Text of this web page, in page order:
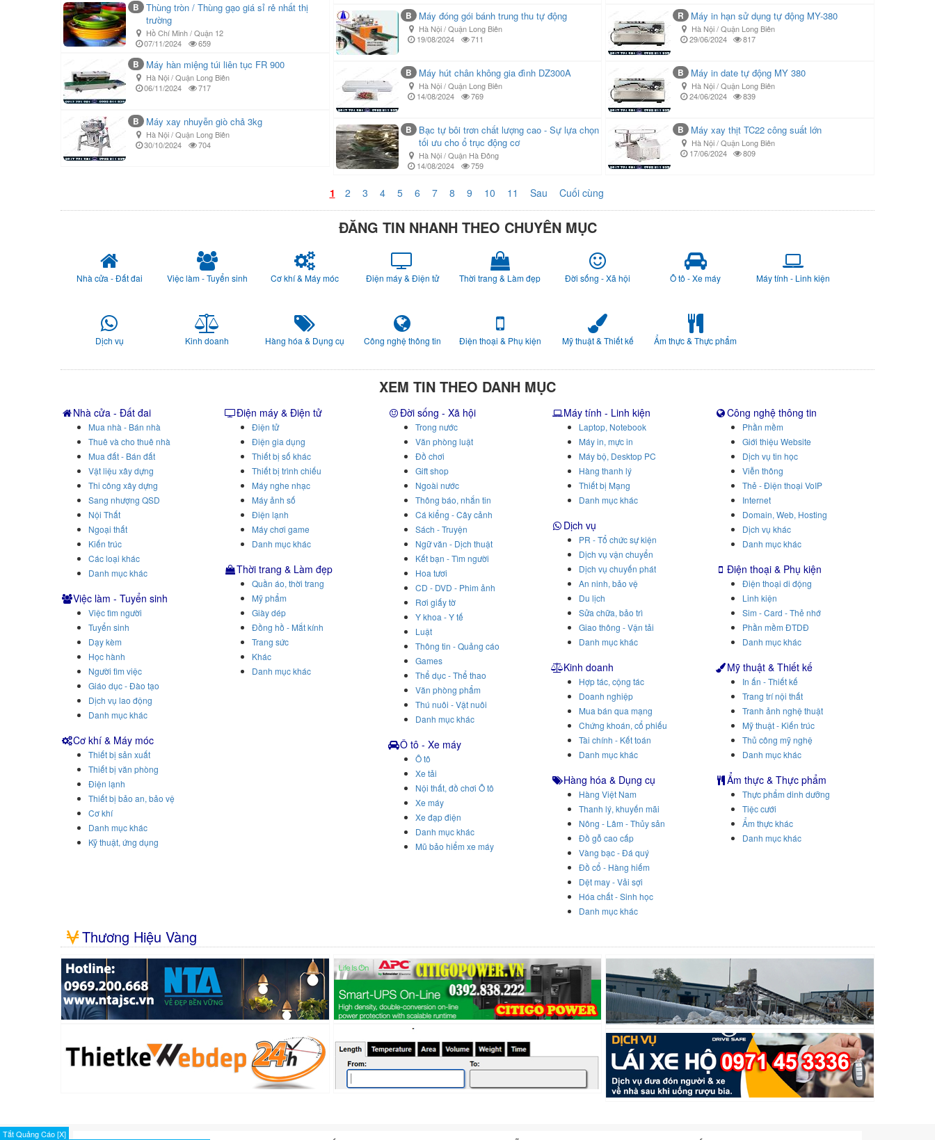
B
Thùng tròn / Thùng gạo giá sỉ rẻ nhất thị
trường
Hồ Chí Minh / Quận 12
07/11/2024
659
B Máy hàn miệng túi liên tục FR 900
Hà Nội / Quận Long Biên
06/11/2024
717
B Máy xay nhuyễn giò chả 3kg
Hà Nội / Quận Long Biên
30/10/2024
704
B Máy đóng gói bánh trung thu tự động
Hà Nội / Quận Long Biên
19/08/2024
711
B Máy hút chân không gia đình DZ300A
Hà Nội / Quận Long Biên
14/08/2024
769
B
Bạc tự bôi trơn chất lượng cao - Sự lựa chọn
tối ưu cho ổ trục động cơ
Hà Nội / Quận Hà Đông
14/08/2024
759
R Máy in hạn sử dụng tự động MY-380
Hà Nội / Quận Long Biên
29/06/2024
817
B Máy in date tự động MY 380
Hà Nội / Quận Long Biên
24/06/2024
839
B Máy xay thịt TC22 công suất lớn
Hà Nội / Quận Long Biên
17/06/2024
809
1 2 3 4 5 6 7 8 9 10 11 Sau Cuối cùng
ĐĂNG TIN NHANH THEO CHUYÊN MỤC
Nhà cửa - Đất đai Việc làm - Tuyển sinh Cơ khí & Máy móc Điện máy & Điện tử Thời trang & Làm đẹp Đời sống - Xã hội Ô tô - Xe máy Máy tính - Linh kiện
Dịch vụ Kinh doanh Hàng hóa & Dụng cụ Công nghệ thông tin Điện thoại & Phụ kiện Mỹ thuật & Thiết kế Ẩm thực & Thực phẩm
XEM TIN THEO DANH MỤC
Nhà cửa - Đất đai
Mua nhà - Bán nhà
Thuê và cho thuê nhà
Mua đất - Bán đất
Vật liệu xây dựng
Thi công xây dựng
Sang nhượng QSD
Nội Thất
Ngoại thất
Kiến trúc
Các loại khác
Danh mục khác
Việc làm - Tuyển sinh
Việc tìm người
Tuyển sinh
Dạy kèm
Học hành
Người tìm việc
Giáo dục - Đào tạo
Dịch vụ lao động
Danh mục khác
Cơ khí & Máy móc
Thiết bị sản xuất
Thiết bị văn phòng
Điện lạnh
Thiết bị bảo an, bảo vệ
Cơ khí
Danh mục khác
Kỹ thuật, ứng dụng
Điện máy & Điện tử
Điện tử
Điện gia dụng
Thiết bị số khác
Thiết bị trình chiếu
Máy nghe nhạc
Máy ảnh số
Điện lạnh
Máy chơi game
Danh mục khác
Thời trang & Làm đẹp
Quần áo, thời trang
Mỹ phẩm
Giày dép
Đồng hồ - Mắt kính
Trang sức
Khác
Danh mục khác
Đời sống - Xã hội
Trong nước
Văn phòng luật
Đồ chơi
Gift shop
Ngoài nước
Thông báo, nhắn tin
Cá kiểng - Cây cảnh
Sách - Truyện
Ngữ văn - Dịch thuật
Kết bạn - Tìm người
Hoa tươi
CD - DVD - Phim ảnh
Rơi giấy tờ
Y khoa - Y tế
Luật
Thông tin - Quảng cáo
Games
Thể dục - Thể thao
Văn phòng phẩm
Thú nuôi - Vật nuôi
Danh mục khác
Ô tô - Xe máy
Ô tô
Xe tải
Nội thất, đồ chơi Ô tô
Xe máy
Xe đạp điện
Danh mục khác
Mũ bảo hiểm xe máy
Máy tính - Linh kiện
Laptop, Notebook
Máy in, mực in
Máy bộ, Desktop PC
Hàng thanh lý
Thiết bị Mạng
Danh mục khác
Dịch vụ
PR - Tổ chức sự kiện
Dịch vụ vận chuyển
Dịch vụ chuyến phát
An ninh, bảo vệ
Du lịch
Sửa chữa, bảo trì
Giao thông - Vận tải
Danh mục khác
Kinh doanh
Hợp tác, cộng tác
Doanh nghiệp
Mua bán qua mạng
Chứng khoán, cổ phiếu
Tài chính - Kết toán
Danh mục khác
Hàng hóa & Dụng cụ
Hàng Việt Nam
Thanh lý, khuyến mãi
Nông - Lâm - Thủy sản
Đồ gỗ cao cấp
Vàng bạc - Đá quý
Đồ cổ - Hàng hiếm
Dệt may - Vải sợi
Hóa chất - Sinh học
Danh mục khác
Công nghệ thông tin
Phần mềm
Giới thiệu Website
Dịch vụ tin học
Viễn thông
Thẻ - Điện thoại VoIP
Internet
Domain, Web, Hosting
Dịch vụ khác
Danh mục khác
Điện thoại & Phụ kiện
Điện thoại di động
Linh kiện
Sim - Card - Thẻ nhớ
Phần mềm ĐTDĐ
Danh mục khác
Mỹ thuật & Thiết kế
In ấn - Thiết kế
Trang trí nội thất
Tranh ảnh nghệ thuật
Mỹ thuật - Kiến trúc
Thủ công mỹ nghệ
Danh mục khác
Ẩm thực & Thực phẩm
Thực phẩm dinh dưỡng
Tiệc cưới
Ẩm thực khác
Danh mục khác
Thương Hiệu Vàng
Tắt Quảng Cáo [X]